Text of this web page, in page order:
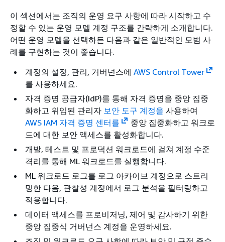
이 섹션에서는 조직의 운영 요구 사항에 따라 시작하고 수
정할 수 있는 운영 모델 계정 구조를 간략하게 소개합니다.
어떤 운영 모델을 선택하든 다음과 같은 일반적인 모범 사
례를 구현하는 것이 좋습니다.
계정의 설정, 관리, 거버넌스에 AWS Control Tower
를 사용하세요.
자격 증명 공급자(IdP)를 통해 자격 증명을 중앙 집중
화하고 위임된 관리자 보안 도구 계정을 사용하여
AWS IAM 자격 증명 센터를
중앙 집중화하고 워크로
드에 대한 보안 액세스를 활성화합니다.
개발, 테스트 및 프로덕션 워크로드에 걸쳐 계정 수준
격리를 통해 ML 워크로드를 실행합니다.
ML 워크로드 로그를 로그 아카이브 계정으로 스트리
밍한 다음, 관찰성 계정에서 로그 분석을 필터링하고
적용합니다.
데이터 액세스를 프로비저닝, 제어 및 감사하기 위한
중앙 집중식 거버넌스 계정을 운영하세요.